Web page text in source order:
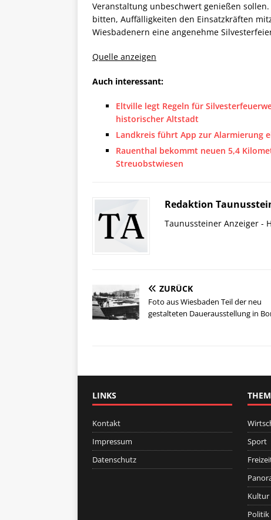
Veranstaltung unbeschwert genießen
bitten, Auffälligkeiten den Einsatzkräften
Wiesbadenern eine angenehme
Quelle anzeigen
Auch interessant:
Eltville legt Regeln für
historischer Altstadt
Landkreis führt App zur Alarmierung
Rauenthal bekommt neuen 5,4
Streuobstwiesen
Redaktion
Taunussteiner Anzeiger -
ZURÜCK
Foto aus Wiesbaden Teil der neu
gestalteten Dauerausstellung in
LINKS
Kontakt
Impressum
Datenschutz
Sport
Kultur
Politik